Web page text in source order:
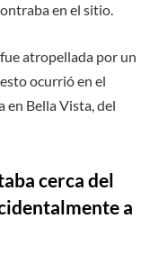
en el sitio.
atropellada por un
ocurrió en el
en Bella Vista, del
cerca del
a